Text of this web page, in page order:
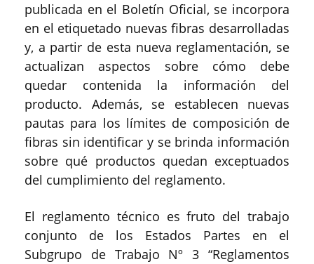
publicada en el Boletín Oficial, se incorpora
en el etiquetado nuevas fibras desarrolladas
y, a partir de esta nueva reglamentación, se
actualizan aspectos sobre cómo debe
quedar contenida la información del
producto. Además, se establecen nuevas
pautas para los límites de composición de
fibras sin identificar y se brinda información
sobre qué productos quedan exceptuados
del cumplimiento del reglamento.
El reglamento técnico es fruto del trabajo
conjunto de los Estados Partes en el
Subgrupo de Trabajo Nº 3 “Reglamentos